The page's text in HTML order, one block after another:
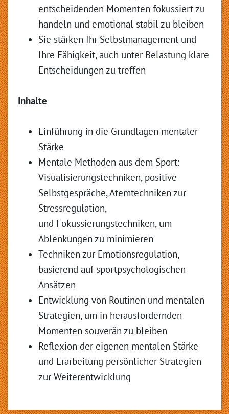
entscheidenden Momenten fokussiert zu
handeln und emotional stabil zu bleiben
Sie stärken Ihr Selbstmanagement und
Ihre Fähigkeit, auch unter Belastung klare
Entscheidungen zu treffen
Inhalte
Einführung in die Grundlagen mentaler
Stärke
Mentale Methoden aus dem Sport:
Visualisierungstechniken, positive
Selbstgespräche, Atemtechniken zur
Stressregulation,
und Fokussierungstechniken, um
Ablenkungen zu minimieren
Techniken zur Emotionsregulation,
basierend auf sportpsychologischen
Ansätzen
Entwicklung von Routinen und mentalen
Strategien, um in herausfordernden
Momenten souverän zu bleiben
Reflexion der eigenen mentalen Stärke
und Erarbeitung persönlicher Strategien
zur Weiterentwicklung